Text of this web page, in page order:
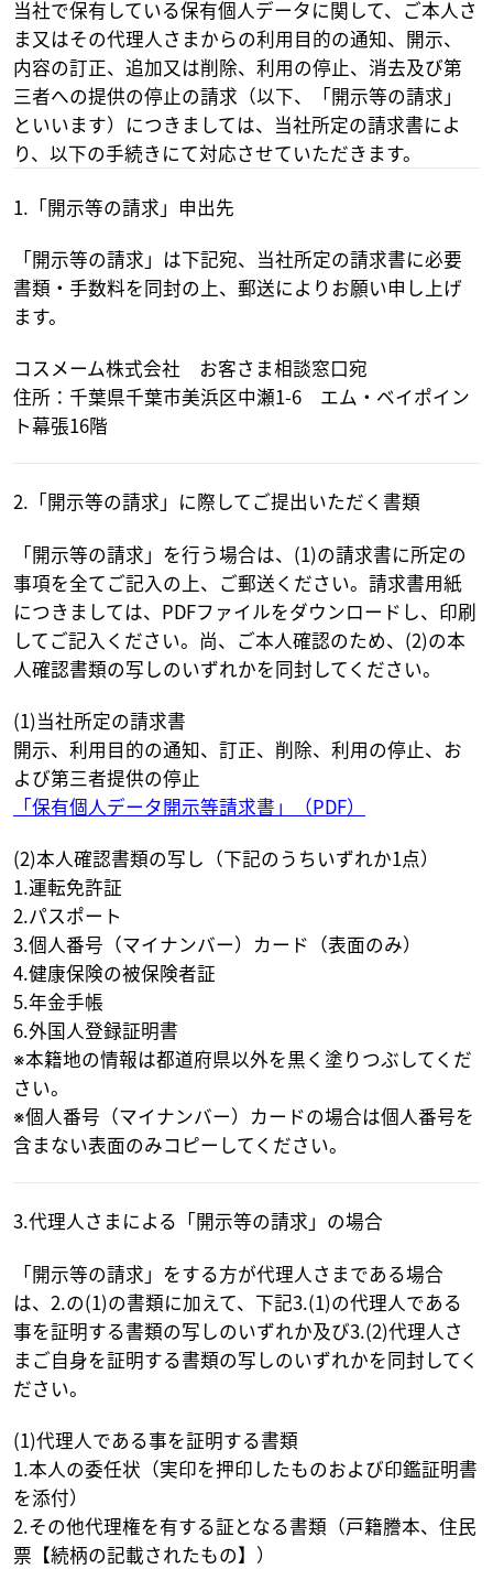
当社で保有している保有個人データに関して、ご本人さ
ま又はその代理人さまからの利用目的の通知、開示、
内容の訂正、追加又は削除、利用の停止、消去及び第
三者への提供の停止の請求（以下、「開示等の請求」
といいます）につきましては、当社所定の請求書によ
り、以下の手続きにて対応させていただきます。
1.「開示等の請求」申出先
「開示等の請求」は下記宛、当社所定の請求書に必要
書類・手数料を同封の上、郵送によりお願い申し上げ
ます。
コスメーム株式会社 お客さま相談窓口宛
住所：千葉県千葉市美浜区中瀬1-6 エム・ベイポイン
ト幕張16階
2.「開示等の請求」に際してご提出いただく書類
「開示等の請求」を行う場合は、(1)の請求書に所定の
事項を全てご記入の上、ご郵送ください。請求書用紙
につきましては、PDFファイルをダウンロードし、印刷
してご記入ください。尚、ご本人確認のため、(2)の本
人確認書類の写しのいずれかを同封してください。
(1)当社所定の請求書
開示、利用目的の通知、訂正、削除、利用の停止、お
よび第三者提供の停止
「保有個人データ開示等請求書」（PDF）
(2)本人確認書類の写し（下記のうちいずれか1点）
1.運転免許証
2.パスポート
3.個人番号（マイナンバー）カード（表面のみ）
4.健康保険の被保険者証
5.年金手帳
6.外国人登録証明書
※本籍地の情報は都道府県以外を黒く塗りつぶしてくだ
さい。
※個人番号（マイナンバー）カードの場合は個人番号を
含まない表面のみコピーしてください。
3.代理人さまによる「開示等の請求」の場合
「開示等の請求」をする方が代理人さまである場合
は、2.の(1)の書類に加えて、下記3.(1)の代理人である
事を証明する書類の写しのいずれか及び3.(2)代理人さ
まご自身を証明する書類の写しのいずれかを同封してく
ださい。
(1)代理人である事を証明する書類
1.本人の委任状（実印を押印したものおよび印鑑証明書
を添付）
2.その他代理権を有する証となる書類（戸籍謄本、住民
票【続柄の記載されたもの】）